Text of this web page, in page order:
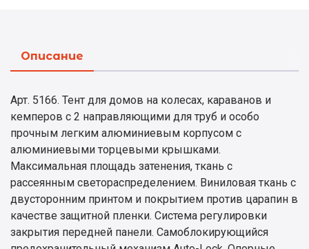
Описание
Арт. 5166. Тент для домов на колесах, караванов и
кемперов с 2 направляющими для труб и особо
прочным легким алюминиевым корпусом с
алюминиевыми торцевыми крышками.
Максимальная площадь затенения, ткань с
рассеянным светораспределением. Виниловая ткань с
двусторонним принтом и покрытием против царапин в
качестве защитной пленки. Система регулировки
закрытия передней панели. Самоблокирующийся